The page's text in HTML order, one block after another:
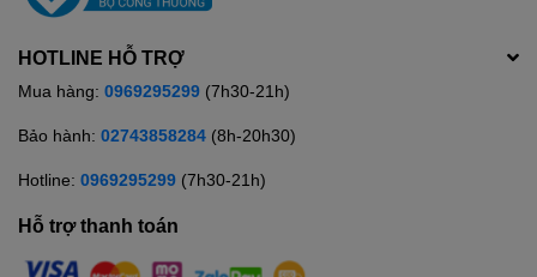
HOTLINE HỖ TRỢ
Mua hàng: 0969295299 (7h30-21h)
Bảo hành: 02743858284 (8h-20h30)
Hotline: 0969295299 (7h30-21h)
Hỗ trợ thanh toán